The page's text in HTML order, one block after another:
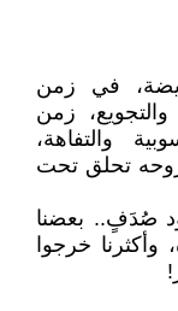
في زمن
زمن
والتفاهة،
تحلق تحت
صُدَفٍ.. بعضنا
خرجوا